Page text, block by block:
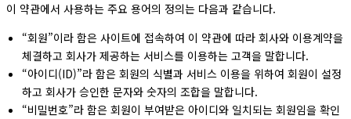
이 약관에서 사용하는 주요 용어의 정의는 다음과 같습니다.
“회원”이라 함은 사이트에 접속하여 이 약관에 따라 회사와 이용계약을
체결하고 회사가 제공하는 서비스를 이용하는 고객을 말합니다.
“아이디(ID)”라 함은 회원의 식별과 서비스 이용을 위하여 회원이 설정
하고 회사가 승인한 문자와 숫자의 조합을 말합니다.
“비밀번호”라 함은 회원이 부여받은 아이디와 일치되는 회원임을 확인